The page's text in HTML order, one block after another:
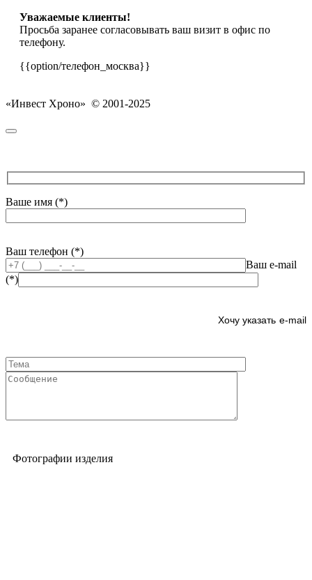
Уважаемые клиенты!
Просьба заранее согласовывать ваш визит в офис по
телефону.
{{option/телефон_москва}}
«Инвест Хроно» © 2001-2025
Ваше имя (*)
Ваш телефон (*)
Ваш e-mail
(*)
e-mail
Фотографии изделия